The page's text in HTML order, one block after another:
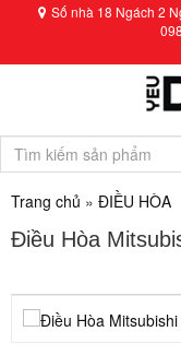
Số nhà 18 Ngách 2
Trang chủ » ĐIỀU HÒA
Điều Hòa